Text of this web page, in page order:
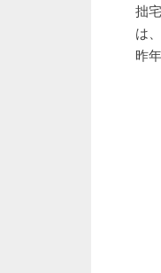
拙
は
昨